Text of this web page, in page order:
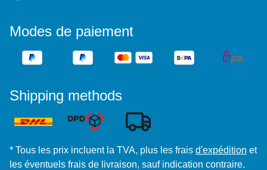
Modes de paiement
Shipping methods
* Tous les prix incluent la TVA, plus les frais d'expédition et
les éventuels frais de livraison, sauf indication contraire.